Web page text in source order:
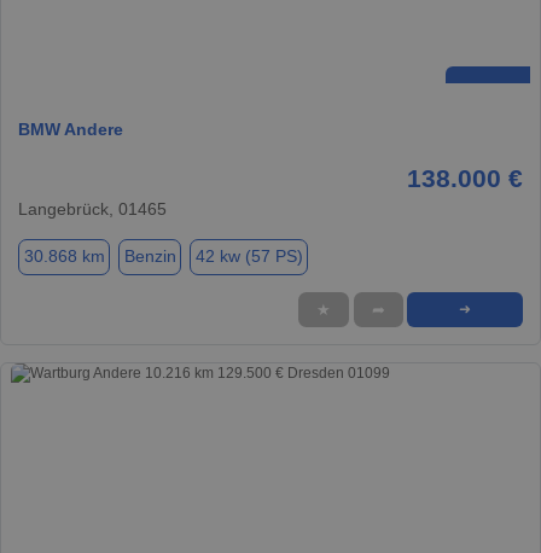
BMW Andere
138.000 €
Langebrück, 01465
30.868 km Benzin 42 kw (57 PS)
★ ➦ ➜